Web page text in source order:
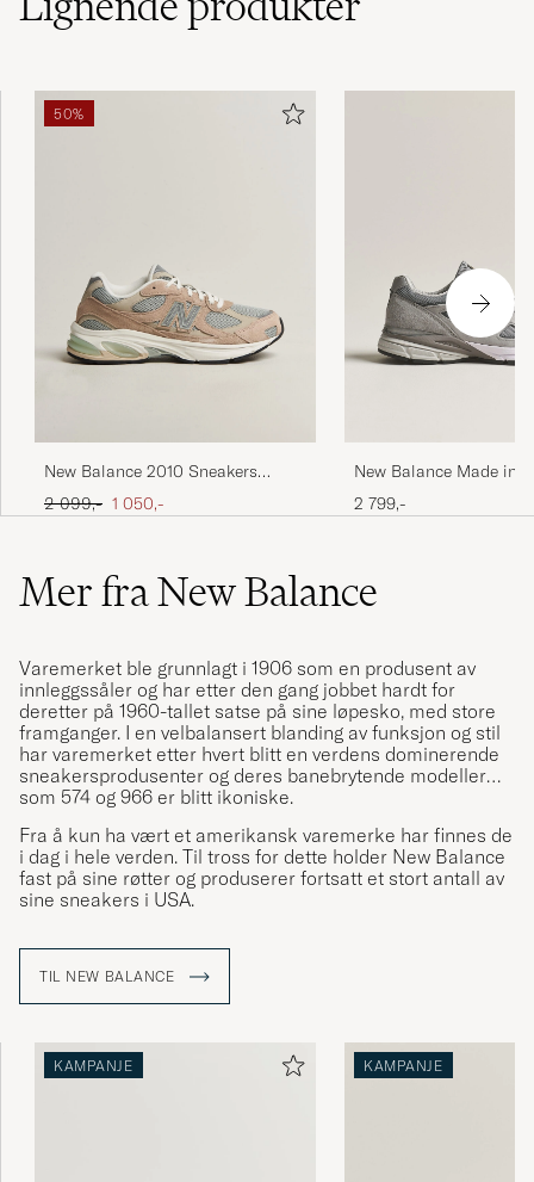
50%
New Balance 2010 Sneakers
Mindful Grey
Ordinær pris
2 099,- Nedsatt pris
1 050,-
New Balance Made in
Sneakers Grey
2 799,-
Mer fra New Balance
Varemerket ble grunnlagt i 1906 som en produsent av
innleggssåler og har etter den gang jobbet hardt for
deretter på 1960-tallet satse på sine løpesko, med store
framganger. I en velbalansert blanding av funksjon og stil
har varemerket etter hvert blitt en verdens dominerende
sneakersprodusenter og deres banebrytende modeller
som 574 og 966 er blitt ikoniske.
Fra å kun ha vært et amerikansk varemerke har finnes de
i dag i hele verden. Til tross for dette holder New Balance
fast på sine røtter og produserer fortsatt et stort antall av
sine sneakers i USA.
TIL NEW BALANCE
KAMPANJE KAMPANJE